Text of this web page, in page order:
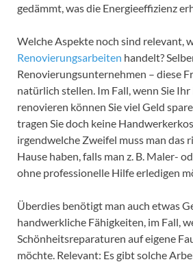
gedämmt, was die Energieeffizienz
Welche Aspekte noch sind relevant,
Renovierungsarbeiten handelt?
Renovierungsunternehmen – diese
natürlich stellen. Im Fall, wenn Sie
renovieren können Sie viel Geld
tragen Sie doch keine
irgendwelche Zweifel muss man das
Hause haben, falls man z. B. Maler-
ohne professionelle Hilfe erledigen
Überdies benötigt man auch etwas
handwerkliche Fähigkeiten, im Fall,
Schönheitsreparaturen auf eigene
möchte. Relevant: Es gibt solche